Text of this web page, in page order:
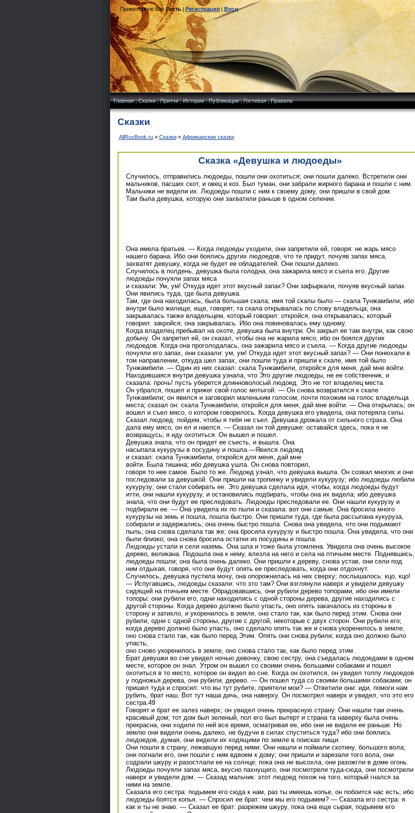
Приветствую Вас Гость|Регистрация|Вход
Главная|Сказки|Притчи|Истории|Публикации|Гостевая|Правила
Сказки
AllRusBook.ru» Сказки» Африканские сказки
Сказка «Девушка и людоеды»
Случилось, отправились людоеды, пошли они охотиться; они пошли далеко. Встретили они
мальчиков, пасших скот, и овец и коз. Был туман, они забрали жирного барана и пошли с ним.
Мальчики не видели их. Людоеды пошли с ним к своему дому, они пришли в свой дом.
Там была девушка, которую они захватили раньше в одном селении.
Она имела братьев. — Когда людоеды уходили, они запретили ей, говоря: не жарь мясо
нашего барана. Ибо они боялись других людоедов, что те придут, почуяв запах мяса,
захватят девушку, когда не будет ее обладателей. Они пошли далеко.
Случилось в полдень, девушка была голодна, она зажарила мясо и съела его. Другие
людоеды почуяли запах мяса
и сказали: Ум, ум! Откуда идет этот вкусный запах? Они зафыркали, почуяв вкусный запах.
Они явились туда, где была девушка.
Там, где она находилась, была большая скала; имя той скалы было — скала Тунжамбили, ибо
внутри было жилище; еще, говорят, та скала открывалась по слову владельца; она
закрывалась также владельцем, который говорил: откройся, она открывалась; который
говорил: закройся, она закрывалась. Ибо она повиновалась ему одному.
Когда владелец пребывал на охоте, девушка была внутри. Он закрыл ее там внутри, как свою
добычу. Он запретил ей, он сказал, чтобы она не жарила мясо, ибо он боялся других
людоедов. Когда она проголодалась, она зажарила мясо и съела. — Когда другие людоеды
почуяли его запах, они сказали: ум, ум! Откуда идет этот вкусный запах? — Они понюхали в
том направлении, откуда шел запах, они пошли туда и пришли к скале, имя той было
Тунжамбили. — Один из них сказал: скала Тунжамбили, откройся для меня, дай мне войти.
Находившаяся внутри девушка узнала, что Это другие людоеды, не ее собственник, и
сказала: прочь! пусть уберется длинноволосый людоед. Это не тот владелец места.
Он убрался, пошел и прижег свой голос мотыгой. — Он снова возвратился к скале
Тунжамбили; он явился и заговорил маленьким голосом, почти похожим на голос владельца
места; сказал он: скала Тунжамбили, откройся для меня, дай мне войти. — Она открылась; он
вошел и съел мясо, о котором говорилось. Когда девушка его увидела, она потеряла силы.
Сказал людоед: пойдем, чтобы я тебя не съел. Девушка дрожала от сильного страха. Она
дала ему мясо, он ел и наелся. — Сказал он той девушке: оставайся здесь, пока я не
возвращусь; я иду охотиться. Он вышел и пошел.
Девушка знала, что он придет ее съесть, и вышла. Она
насыпала кукурузы в посудину и пошла.—Явился людоед
и сказал: скала Тунжамбили, откройся для меня, дай мне
войти. Была тишина; ибо девушка ушла. Он снова повторил,
говоря то нее самое. Было то же. Людоед узнал, что девушка вышла. Он созвал многих и они
последовали за девушкой. Они пришли на тропинку и увидели кукурузу; ибо людоеды любили
кукурузу; они стали собирать ее. Это девушка сделала идя, чтобы, когда людоеды будут
итти, они нашли кукурузу, и остановились подбирать, чтобы она их видела; ибо девушка
знала, что они будут ее преследовать. Людоеды преследовали ее. Они нашли кукурузу и
подбирали ее. — Она увидела их по пыли и сказала: вот они самые. Она бросила много
кукурузы на земь и пошла, пошла быстро. Они пришли туда, где была рассыпана кукуруза,
собирали и задержались; она очень быстро пошла. Снова она увидела, что они подымают
пыль; она снова сделала так же; она бросила кукурузу и быстро пошла. Она увидела, что они
были близко; она снова бросила остатки из посудины и пошла.
Людоеды устали и сели наземь. Она шла и тоже была утомлена. Увидела она очень высокое
дерево, великана. Подошла она к нему, влезла на него и села на птичьем месте. Поднявшись,
людоеды пошли; она была очень далеко. Они пришли к дереву, снова устав, они сели под
ним отдыхая, говоря, что они будут опять ее преследовать, когда они отдохнут.
Случилось, девушка пустила мочу, она опорожнилась на них сверху; послышалось: кцо, кцо!
— Испугавшись, людоеды сказали: что это там? Они взглянули наверх и увидели девушку
сидящей на птичьем месте. Обрадовавшись, они рубили дерево топорами, ибо они имели
топоры: они рубили его, одни находились с одной стороны дерева, другие находились с
другой стороны. Когда дерево должно было упасть, оно опять закачалось из стороны в
сторону и затихло, и укоренилось в земле, оно стало так, как было перед этим. Снова они
рубили, одни с одной стороны, другие с другой, некоторые с двух сторон. Они рубили его;
когда дерево должно было упасть, оно сделало опять так же и снова укоренилось в земле,
оно снова стало так, как было перед Этим. Опять они снова рубили; когда оно должно было
упасть,
оно сново укоренилось в земле, оно снова стало так, как было перед этим.
Брат девушки во сне увидел ночью девочку, свою сестру, она съедалась людоедами в одном
месте, которое он знал. Утром он вышел со своими очень большими собаками и пошел
охотиться в то место, которое он видел во сне. Когда он охотился, он увидел толпу людоедов
у подножья дерева, они рубили, дерево. — Он пошел туда со своими большими собаками; он
пришел туда и спросил: что вы тут рубите, приятели мои? — Ответили они: иди, помоги нам
рубить, брат наш. Вот тут наша дичь, она наверху. Он посмотрел наверх и увидел, что это его
сестра.49
Говорят и брат ее залез наверх; он увидел очень прекрасную страну. Они нашли там очень
красивый дом; тот дом был зеленый, пол его был вытерт и страна та наверху была очень
прекрасна, они ходили по ней все время, осматривая ее, ибо они не видели ее раньше. Но
землю они видели очень далеко, не будучи в силах спуститься туда? ибо они боялись
людоедов, думая, они видели их ходящими по земле в поисках пищи.
Они пошли в страну, лежавшую перед ними. Они нашли и поймали скотину, большого вола;
они погнали его, они пошли с ним вдвоем к дому; они пришли и зарезали того вола, они
содрали шкуру и разостлали ее на солнце; пока она не высохла, они разожгли в доме огонь.
Людоеды почуяли запах мяса, вкусно пахнущего, они посмотрели туда-сюда, они посмотрели
наверх и увидели дом. — Сказад мальчик: этот людоед похож на того, который гнался за
ними на земле.
Сказала его сестра: подымем его сюда к нам, раз ты имеешь копье, он побоится нас есть; ибо
людоеды боятся копья. — Спросил ее брат: чем мы его подымем? — Сказала его сестра: я
как и ты не знаю. — Сказал ее брат: разрежем шкуру, пока она еще сырая, подымем его